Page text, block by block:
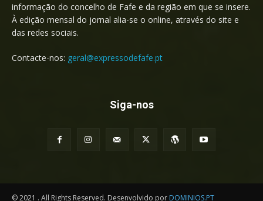
informação do concelho de Fafe e da região em que se insere.
À edição mensal do jornal alia-se o online, através do site e
das redes sociais.
Contacte-nos: geral@expressodefafe.pt
Siga-nos
© 2021 . All Rights Reserved. Desenvolvido por DOMINIOS.PT